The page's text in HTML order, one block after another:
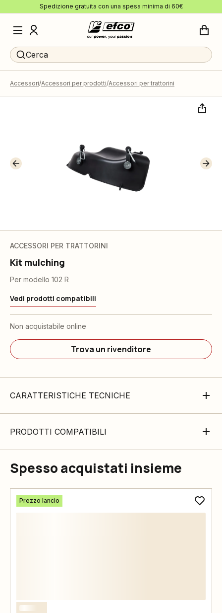
Spedizione gratuita con una spesa minima di 60€
Cerca
Accessori Accessori per prodotti Accessori per trattorini
ACCESSORI PER TRATTORINI
Kit mulching
Per modello 102 R
Vedi prodotti compatibili
Non acquistabile online
Trova un rivenditore
CARATTERISTICHE TECNICHE
PRODOTTI COMPATIBILI
Spesso acquistati insieme
Prezzo lancio